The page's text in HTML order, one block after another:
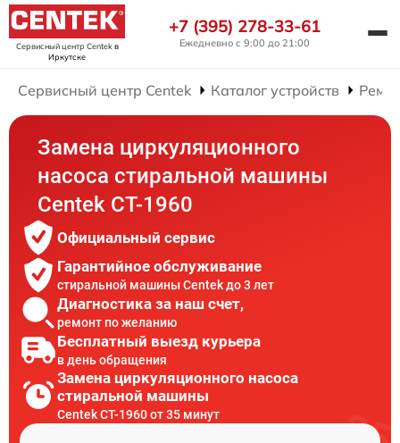
Сервисный центр Centekв
Иркутске
+7 (395) 278-33-61
Ежедневно с 9:00 до 21:00
Сервисный центр Centek Каталог устройств
Замена циркуляционного
насоса стиральной машины
Centek CT-1960
Официальный сервис
Гарантийное обслуживание
стиральной машины Centek до 3 лет
Диагностика за наш счет,
ремонт по желанию
Бесплатный выезд курьера
в день обращения
Замена циркуляционного насоса
стиральной машины
Centek CT-1960 от 35 минут